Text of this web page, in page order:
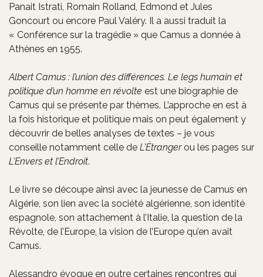
Panait Istrati, Romain Rolland, Edmond et Jules
Goncourt ou encore Paul Valéry. Il a aussi traduit la
« Conférence sur la tragédie » que Camus a donnée à
Athènes en 1955.
Albert Camus : l’union des différences. Le legs humain et
politique d’un homme en révolte est une biographie de
Camus qui se présente par thèmes. L’approche en est à
la fois historique et politique mais on peut également y
découvrir de belles analyses de textes – je vous
conseille notamment celle de L’Étrangerou les pages sur
L’Envers et l’Endroit.
Le livre se découpe ainsi avec la jeunesse de Camus en
Algérie, son lien avec la société algérienne, son identité
espagnole, son attachement à l’Italie, la question de la
Révolte, de l’Europe, la vision de l’Europe qu’en avait
Camus.
Alessandro évoque en outre certaines rencontres qui